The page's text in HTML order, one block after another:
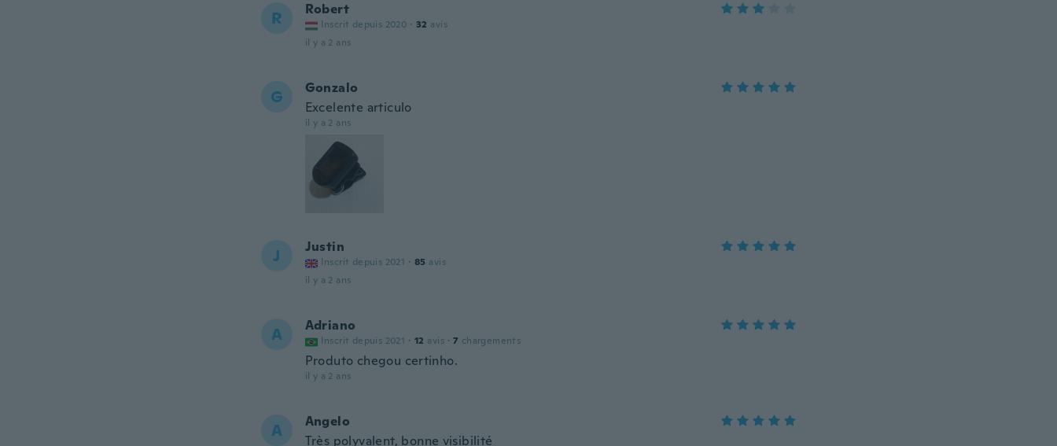
R Robert
Inscrit depuis 2020 · 32 avis
il y a 2 ans
G
Gonzalo
Excelente articulo
il y a 2 ans
J Justin
Inscrit depuis 2021 · 85 avis
il y a 2 ans
A Adriano
Inscrit depuis 2021 · 12 avis · 7 chargements
Produto chegou certinho.
il y a 2 ans
A
Angelo
Très polyvalent, bonne visibilité